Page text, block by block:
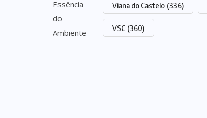
Viana do Castelo (336)
VSC (360)